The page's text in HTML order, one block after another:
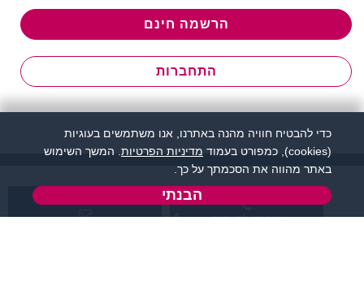
הרשמה חינם
התחברות
שירות לקוחות:
כדי להבטיח חוויה מהנה באתרנו, אנו משתמשים בעוגיות
(cookies), כמפורט בעמוד
מדיניות הפרטיות . המשך השימוש
באתר מהווה את הסכמתך על כך.
הבנתי